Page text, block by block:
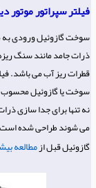
فیلتر سپراتور موتور
سوخت گازوئیل ورودی به
ذرات جامد مانند سنگ
قطرات ریز آب می باشد.
سوخت یا گازوئیل محسوب
نه تنها برای جدا سازی
می شوند طراحی شده است،
گازوئیل قبل ازمطالعه